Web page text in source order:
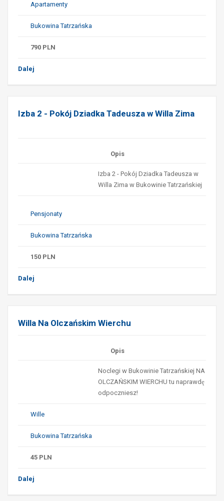
Apartamenty
Bukowina Tatrzańska
790 PLN
Dalej
Izba 2 - Pokój Dziadka Tadeusza w Willa Zima
Opis
Izba 2 - Pokój Dziadka Tadeusza w
Willa Zima w Bukowinie Tatrzańskiej
Pensjonaty
Bukowina Tatrzańska
150 PLN
Dalej
Willa Na Olczańskim Wierchu
Opis
Noclegi w Bukowinie Tatrzańskiej NA
OLCZAŃSKIM WIERCHU tu naprawdę
odpoczniesz!
Wille
Bukowina Tatrzańska
45 PLN
Dalej